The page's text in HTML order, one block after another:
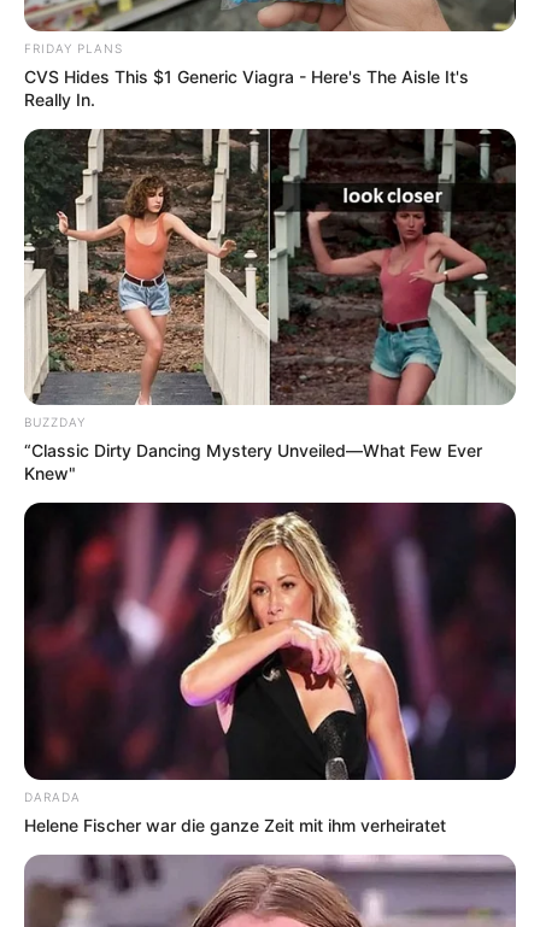
FRIDAY PLANS
CVS Hides This $1 Generic Viagra - Here's The Aisle It's
Really In.
BUZZDAY
“Classic Dirty Dancing Mystery Unveiled—What Few Ever
Knew"
DARADA
Helene Fischer war die ganze Zeit mit ihm verheiratet